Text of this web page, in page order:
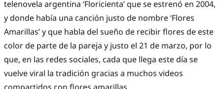
telenovela argentina ‘Floricienta’ que se estrenó en 2004,
y donde había una canción justo de nombre ‘Flores
Amarillas’ y que habla del sueño de recibir flores de este
color de parte de la pareja y justo el 21 de marzo, por lo
que, en las redes sociales, cada que llega este día se
vuelve viral la tradición gracias a muchos videos